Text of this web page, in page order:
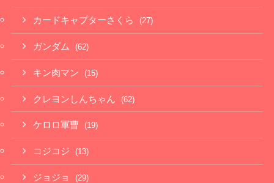
カードキャプターさくら (27)
ガンダム (62)
キン肉マン (15)
クレヨンしんちゃん (62)
ケロロ軍曹 (19)
コジコジ (13)
ジョジョ (29)